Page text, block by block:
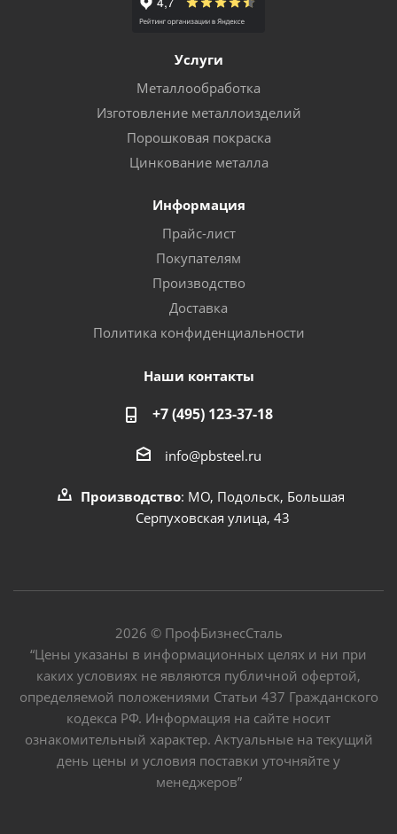
Услуги
Металлообработка
Изготовление металлоизделий
Порошковая покраска
Цинкование металла
Информация
Прайс-лист
Покупателям
Производство
Доставка
Политика конфиденциальности
Наши контакты
+7 (495) 123-37-18
info@pbsteel.ru
Производство: МО, Подольск, Большая
Серпуховская улица, 43
2026 © ПрофБизнесСталь
“Цены указаны в информационных целях и ни при
каких условиях не являются публичной офертой,
определяемой положениями Статьи 437 Гражданского
кодекса РФ. Информация на сайте носит
ознакомительный характер. Актуальные на текущий
день цены и условия поставки уточняйте у
менеджеров”